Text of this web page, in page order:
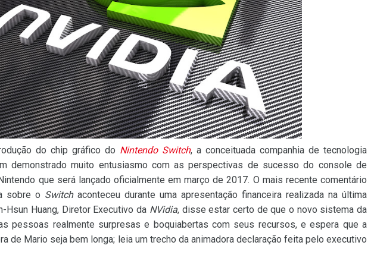
do chip gráfico do Nintendo Switch, a conceituada companhia de tecnologia
demonstrado muito entusiasmo com as perspectivas de sucesso do console de
que será lançado oficialmente em março de 2017. O mais recente comentário
sobre o Switchaconteceu durante uma apresentação financeira realizada na última
Hsun Huang, Diretor Executivo da NVidia, disse estar certo de que o novo sistema da
pessoas realmente surpresas e boquiabertas com seus recursos, e espera que a
de Mario seja bem longa; leia um trecho da animadora declaração feita pelo executivo